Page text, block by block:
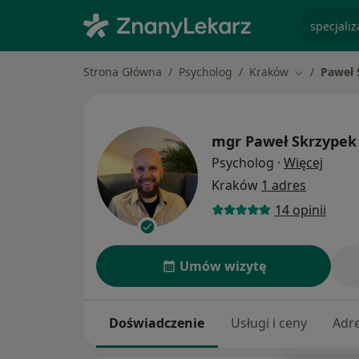
Strona Główna Psycholog Kraków Zmień
mgr Paweł Skrzypek
Psycholog · Więcej
Kraków 1 adres
14 opinii
Umów wizytę
Doświadczenie Usługi i ceny